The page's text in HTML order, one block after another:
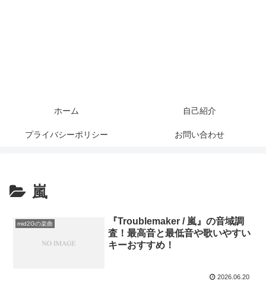
ホーム 自己紹介
プライバシーポリシー お問い合わせ
嵐
mid2Gの楽曲
『Troublemaker / 嵐』の音域調
査！最高音と最低音や歌いやすい
キーおすすめ！
2026.06.20